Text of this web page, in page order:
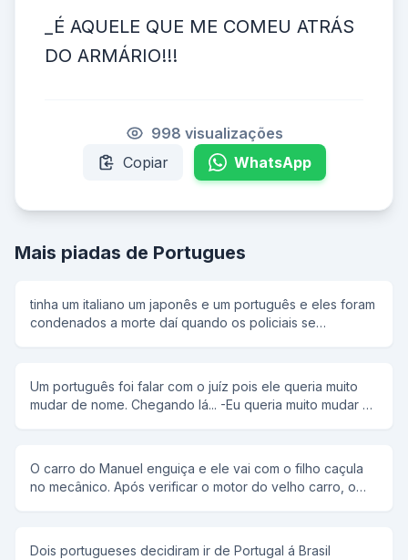
_É AQUELE QUE ME COMEU ATRÁS
DO ARMÁRIO!!!
998 visualizações
Copiar
WhatsApp
Mais piadas de Portugues
tinha um italiano um japonês e um português e eles foram
condenados a morte daí quando os policiais se
japa falou olha o terremoto e os policiais olharam para
trás e ele fugiu. aí chegou a vez do portuga e o coronel
Um português foi falar com o juíz pois ele queria muito
mudar de nome. Chegando lá... -Eu queria muito mudar o
nome seja mudado, para que nome o senhor quer
mudar? -Joaquim Bosta...
O carro do Manuel enguiça e ele vai com o filho caçula
no mecânico. Após verificar o motor do velho carro, o
Dois portugueses decidiram ir de Portugal á Brasil